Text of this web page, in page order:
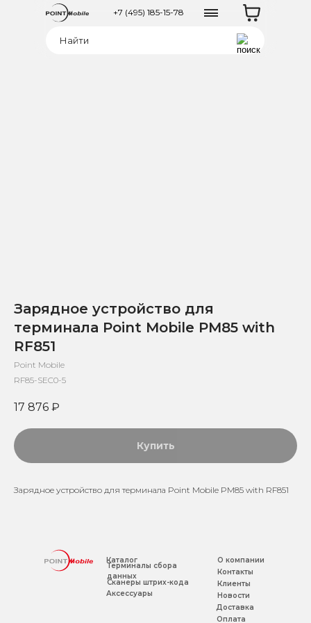
+7 (495) 185-15-78
Зарядное устройство для
терминала Point Mobile PM85 with
RF851
Point Mobile
RF85-SEC0-5
17 876 ₽
Купить
Зарядное устройство для терминала Point Mobile PM85 with RF851
Каталог
Контакты
Новости
Оплата
Доставка
Клиенты
О компании
Аксессуары
Терминалы сбора
данных
Сканеры штрих-кода